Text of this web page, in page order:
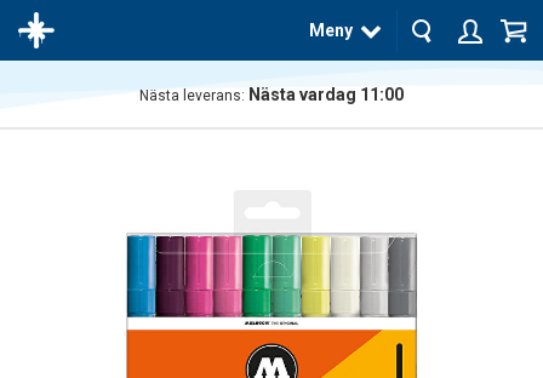
Meny
Nästa leverans: Nästa vardag 11:00